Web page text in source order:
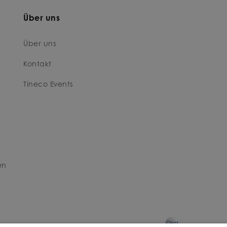
Über uns
Über uns
Kontakt
Tineco Events
Chat